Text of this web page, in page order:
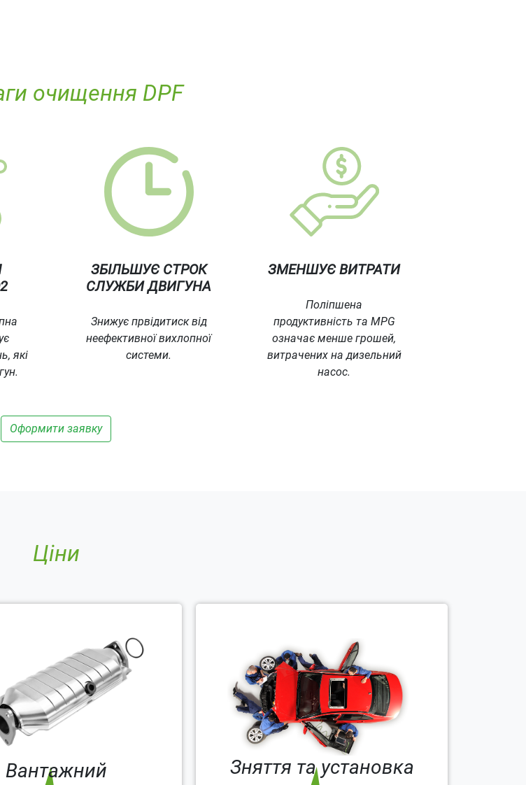
очищення DPF
які
ЗБІЛЬШУЄ СТРОК
СЛУЖБИ ДВИГУНА
Знижує првідитиск від
неефективної вихлопної
системи.
ЗМЕНШУЄ ВИТРАТИ
Поліпшена
продуктивність та MPG
означає менше грошей,
витрачених на дизельний
насос.
Оформити заявку
Ціни
Вантажний Зняття та установка